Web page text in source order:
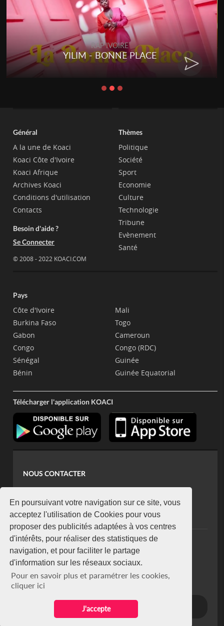
En poursuivant votre navigation sur ce site, vous
acceptez l'utilisation de Cookies pour vous
proposer des publicités adaptées à vos centres
d'intérêts, pour réaliser des statistiques de
navigation, et pour faciliter le partage
d'information sur les réseaux sociaux.
Pour en savoir plus et paramétrer les cookies,
cliquer ici
J'accepte
RAP IVOIRE
YILIM - BONNE PLACE
Général
A la une de Koaci
Koaci Côte d'Ivoire
Koaci Afrique
Archives Koaci
Conditions d'utilisation
Contacts
Besoin d'aide ?
Se Connecter
© 2008 - 2022 KOACI.COM
Thèmes
Politique
Société
Sport
Economie
Culture
Technologie
Tribune
Evènement
Santé
Pays
Côte d'Ivoire
Burkina Faso
Gabon
Congo
Sénégal
Bénin
Mali
Togo
Cameroun
Congo (RDC)
Guinée
Guinée Equatorial
Télécharger l'application KOACI
NOUS CONTACTER
koaci@yahoo.fr
+225 07 08 85 52 93
NEWSLETTER
Restez connecté via notre newsletter
S'abonner
Se désabonner